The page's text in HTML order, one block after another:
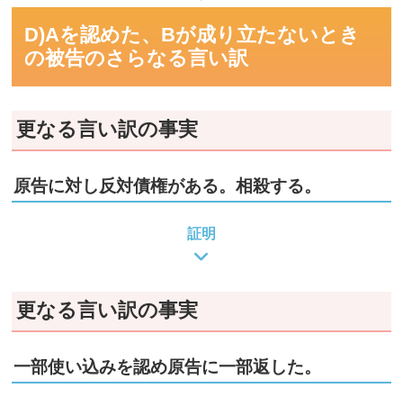
D)Aを認めた、Bが成り立たないとき
の被告のさらなる言い訳
更なる言い訳の事実
原告に対し反対債権がある。相殺する。
証明
更なる言い訳の事実
一部使い込みを認め原告に一部返した。